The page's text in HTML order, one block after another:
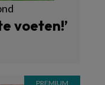
voeten!’